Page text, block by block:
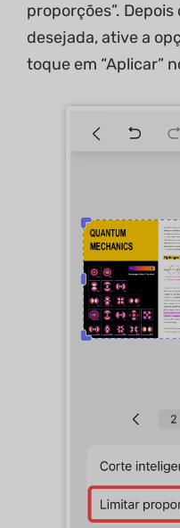
proporções”.
desejada, ative a
toque em “Aplicar”